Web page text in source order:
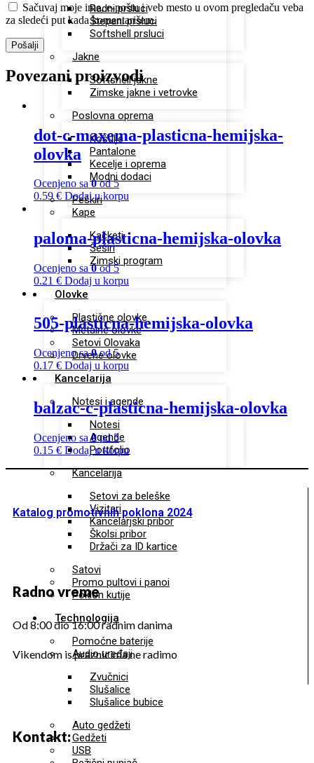
Radni prsluci
Štepani prsluci
Softshell prsluci
Jakne
Softshell jakne
Zimske jakne i vetrovke
Poslovna oprema
Košulje
Pantalone
Kecelje i oprema
Modni dodaci
Peškiri
Kape
Kačketi
Šeširi
Zimski program
Olovke
Plastične olovke
Metalne olovke
Setovi Olovaka
Drvene olovke
Kancelarija
Notesi i agende
Notesi
Agende
Portfolio
Kancelarija
Setovi za beleške
Vizitari
Kancelarjski pribor
Školsi pribor
Držači za ID kartice
Satovi
Promo pultovi i panoi
Poklon kutije
Technologija
Pomoćne baterije
Audio uređaji
Zvučnici
Slušalice
Slušalice bubice
Auto gedžeti
Gedžeti
USB
Sačuvaj moje ime, e-poštu i veb mesto u ovom pregledaču veba
za sledeći put kada komentarišem.
Povezani proizvodi
dot-c-maxema-plasticna-hemijska-
olovka
Ocenjeno sa0od 5
0.59€ Dodaj u korpu
paloma-plasticna-hemijska-olovka
Ocenjeno sa0od 5
0.21 € Dodaj u korpu
505-plasticna-hemijska-olovka
Ocenjeno sa0od 5
0.17 € Dodaj u korpu
balzac-c-plasticna-hemijska-olovka
Ocenjeno sa0od 5
0.15 € Dodaj u korpu
Katalog promotivnih poklona 2024
Radno vreme
Od 8:00 dio 16:00 radnim danima
Vikendom is praznicima ne radimo
Kontakt: